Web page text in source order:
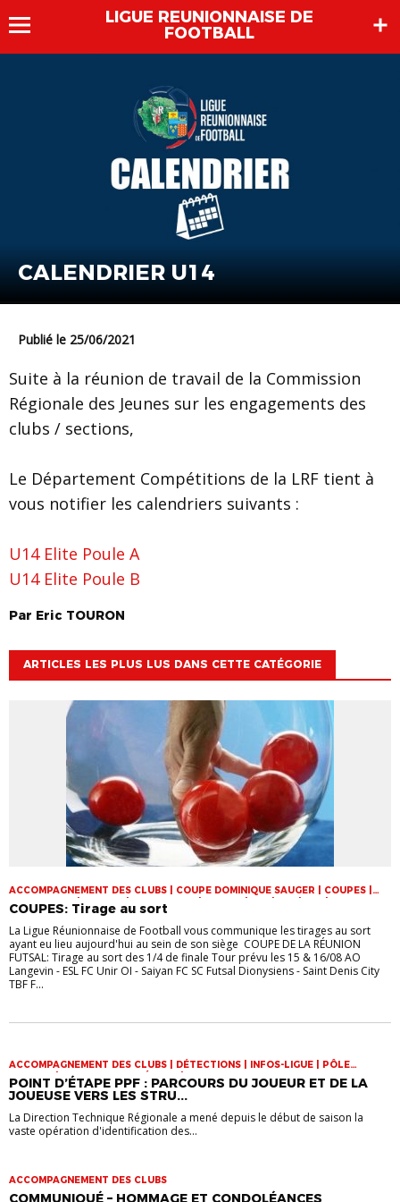
LIGUE REUNIONNAISE DE
FOOTBALL
CALENDRIER U14
Publié le 25/06/2021
Suite à la réunion de travail de la Commission
Régionale des Jeunes sur les engagements des
clubs / sections,
Le Département Compétitions de la LRF tient à
vous notifier les calendriers suivants :
U14 Elite Poule A
U14 Elite Poule B
Par Eric TOURON
ARTICLES LES PLUS LUS DANS CETTE CATÉGORIE
ACCOMPAGNEMENT DES CLUBS | COUPE DOMINIQUE SAUGER | COUPES |
FOOT LOISIR | FUTSAL | INFOS-LIGUE | JEUNES | U14 | U15 | U17 | VIE DES
CLUBS
COUPES: Tirage au sort
La Ligue Réunionnaise de Football vous communique les tirages au sort
ayant eu lieu aujourd'hui au sein de son siège COUPE DE LA RÉUNION
FUTSAL: Tirage au sort des 1/4 de finale Tour prévu les 15 & 16/08 AO
Langevin - ESL FC Unir OI - Saiyan FC SC Futsal Dionysiens - Saint Denis City
TBF F...
ACCOMPAGNEMENT DES CLUBS | DÉTECTIONS | INFOS-LIGUE | PÔLE
ESPOIRS | SPORT-ETUDE FÉMININ | VIE DES CLUBS
POINT D’ÉTAPE PPF : PARCOURS DU JOUEUR ET DE LA
JOUEUSE VERS LES STRU...
La Direction Technique Régionale a mené depuis le début de saison la
vaste opération d'identification des...
ACCOMPAGNEMENT DES CLUBS
COMMUNIQUÉ – HOMMAGE ET CONDOLÉANCES